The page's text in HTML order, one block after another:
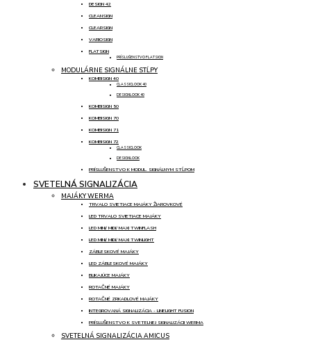
DESIGN 42
CLEANSIGN
CLEARSIGN
VARIOSIGN
FLATSIGN
PRÍSLUŠENSTVO FLATSIGN
MODULÁRNE SIGNÁLNE STĹPY
KOMBISIGN 40
CLASSICLOOK 40
DESIGNLOOK 40
KOMBISIGN 50
KOMBISIGN 70
KOMBISIGN 71
KOMBISIGN 72
CLASSICLOOK
DESIGNLOOK
PRÍSLUŠENSTVO K MODUL. SIGNÁLNYM STĹPOM
SVETELNÁ SIGNALIZÁCIA
MAJÁKY WERMA
TRVALO SVIETIACE MAJÁKY ŽIAROVKOVÉ
LED TRVALO SVIETIACE MAJÁKY
LED MINI/ MIDI/ MAXI TWINFLASH
LED MINI/ MIDI/ MAXI TWINLIGHT
ZÁBLESKOVÉ MAJÁKY
LED ZÁBLESKOVÉ MAJÁKY
BLIKAJÚCE MAJÁKY
ROTAČNÉ MAJÁKY
ROTAČNÉ ZRKADLOVÉ MAJÁKY
INTEGROVANÁ SIGNALIZÁCIA - LINELIGHT FUSION
PRÍSLUŠENSTVO K SVETELNEJ SIGNALIZÁCII WERMA
SVETELNÁ SIGNALIZÁCIA AMICUS